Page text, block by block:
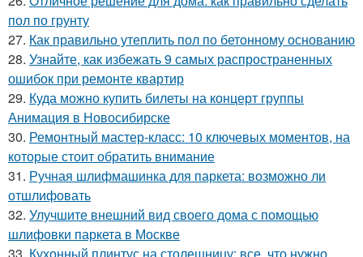
пол по грунту
27. Как правильно утеплить пол по бетонному основанию
28. Узнайте, как избежать 9 самых распространенных
ошибок при ремонте квартир
29. Куда можно купить билеты на концерт группы
Анимация в Новосибирске
30. Ремонтный мастер-класс: 10 ключевых моментов, на
которые стоит обратить внимание
31. Ручная шлифмашинка для паркета: возможно ли
отшлифовать
32. Улучшите внешний вид своего дома с помощью
шлифовки паркета в Москве